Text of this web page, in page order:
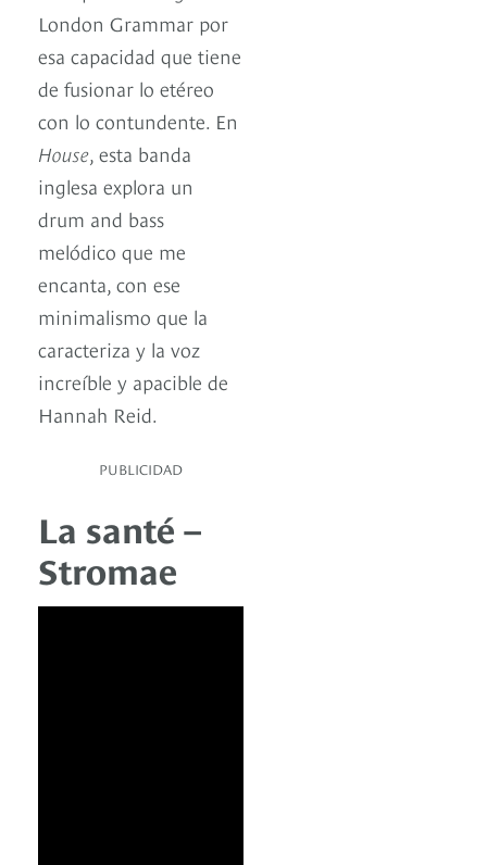
London Grammar por
esa capacidad que tiene
de fusionar lo etéreo
con lo contundente. En
House, esta banda
inglesa explora un
drum and bass
melódico que me
encanta, con ese
minimalismo que la
caracteriza y la voz
increíble y apacible de
Hannah Reid.
PUBLICIDAD
La santé –
Stromae